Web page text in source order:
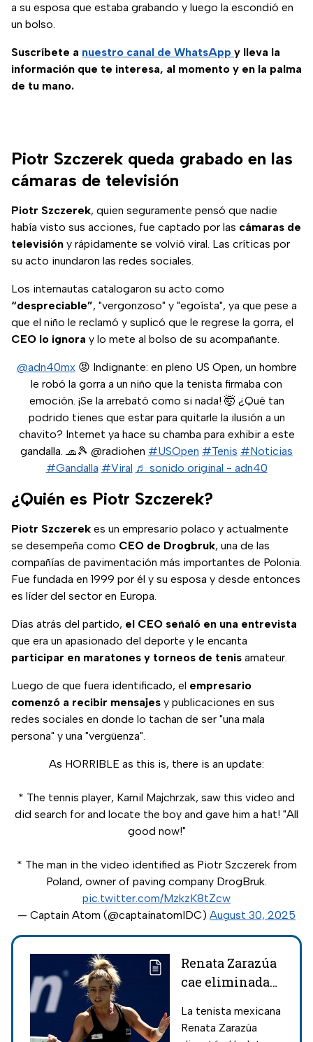
a su esposa que estaba grabando y luego la escondió en
un bolso.
Suscríbete a nuestro canal de WhatsApp y lleva la
información que te interesa, al momento y en la palma
de tu mano.
Piotr Szczerek queda grabado en las
cámaras de televisión
Piotr Szczerek, quien seguramente pensó que nadie
había visto sus acciones, fue captado por las cámaras de
televisión y rápidamente se volvió viral. Las críticas por
su acto inundaron las redes sociales.
Los internautas catalogaron su acto como
“despreciable”, "vergonzoso" y "egoísta", ya que pese a
que el niño le reclamó y suplicó que le regrese la gorra, el
CEO lo ignora y lo mete al bolso de su acompañante.
@adn40mx 😡 Indignante: en pleno US Open, un hombre
le robó la gorra a un niño que la tenista firmaba con
emoción. ¡Se la arrebató como si nada! 🤯 ¿Qué tan
podrido tienes que estar para quitarle la ilusión a un
chavito? Internet ya hace su chamba para exhibir a este
gandalla. 🧢🎾 @radiohen #USOpen #Tenis #Noticias
#Gandalla #Viral ♬ sonido original - adn40
¿Quién es Piotr Szczerek?
Piotr Szczerek es un empresario polaco y actualmente
se desempeña como CEO de Drogbruk, una de las
compañías de pavimentación más importantes de Polonia.
Fue fundada en 1999 por él y su esposa y desde entonces
es líder del sector en Europa.
Días atrás del partido, el CEO señaló en una entrevista
que era un apasionado del deporte y le encanta
participar en maratones y torneos de tenis amateur.
Luego de que fuera identificado, el empresario
comenzó a recibir mensajes y publicaciones en sus
redes sociales en donde lo tachan de ser "una mala
persona" y una "vergüenza".
As HORRIBLE as this is, there is an update:
* The tennis player, Kamil Majchrzak, saw this video and
did search for and locate the boy and gave him a hat! "All
good now!"
* The man in the video identified as Piotr Szczerek from
Poland, owner of paving company DrogBruk.
pic.twitter.com/MzkzK8tZcw
— Captain Atom (@captainatomIDC) August 30, 2025
Renata Zarazúa
cae eliminada
ante Diane
Parry
La tenista mexicana
Renata Zarazúa